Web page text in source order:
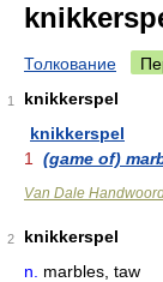
Толкование
1
knikkerspel
knikkerspel
1
(game of)
Van Dale
2
knikkerspel
n.
marbles, taw